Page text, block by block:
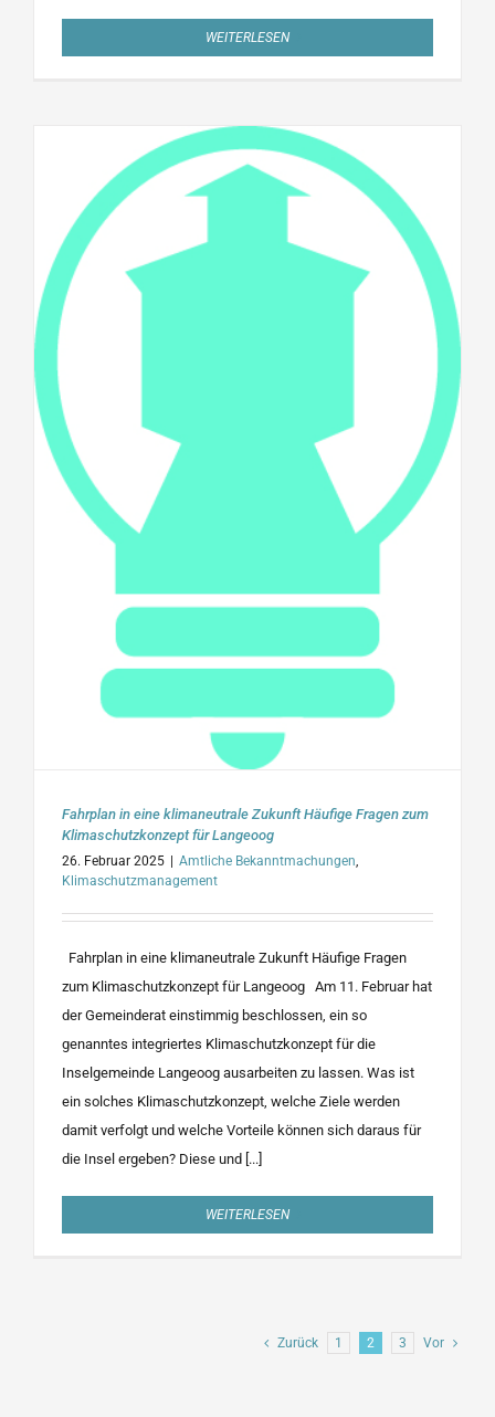
WEITERLESEN
Fahrplan in eine klimaneutrale Zukunft Häufige Fragen zum
Klimaschutzkonzept für Langeoog
26. Februar 2025 Amtliche Bekanntmachungen,
Klimaschutzmanagement
Fahrplan in eine klimaneutrale Zukunft Häufige Fragen
zum Klimaschutzkonzept für Langeoog Am 11. Februar hat
der Gemeinderat einstimmig beschlossen, ein so
genanntes integriertes Klimaschutzkonzept für die
Inselgemeinde Langeoog ausarbeiten zu lassen. Was ist
ein solches Klimaschutzkonzept, welche Ziele werden
damit verfolgt und welche Vorteile können sich daraus für
die Insel ergeben? Diese und [...]
WEITERLESEN
Zurück 1 2 3 Vor